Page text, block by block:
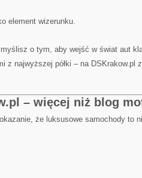
element wizerunku.
o tym, aby wejść w świat aut
z najwyższej półki – na DSKrakow.pl
– więcej niż blog
że luksusowe samochody to